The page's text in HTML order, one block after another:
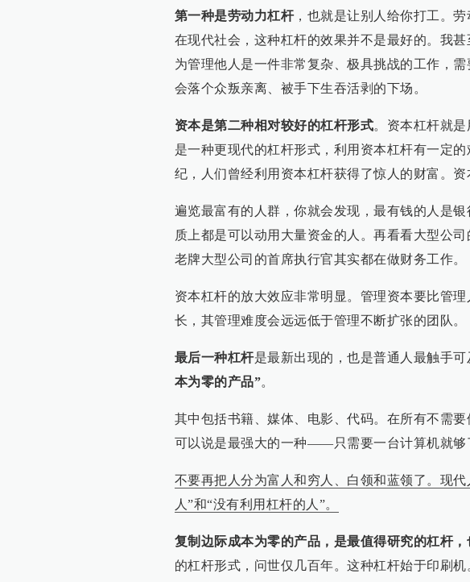
第一种是劳动力杠杆，也就是让别人给你打工。
在现代社会，这种杠杆的效果并不是最好的。我
为管理他人是一件非常复杂、极具挑战的工作，
会落个众叛亲离、被手下生吞活剥的下场。
资本是第二种相对较好的杠杆形式。资本杠杆就
是一种更现代的杠杆形式，利用资本杠杆有一定
纪，人们曾经利用资本杠杆获得了惊人的财富。资
遍览最富有的人群，你就会发现，最有钱的人是
质上都是可以动用大量资金的人。再看看大型公
老牌大型公司的首席执行官其实都在做财务工作。
资本杠杆的放大效应非常明显。管理资本要比管
长，其管理难度会远远低于管理不断扩张的团队。
最后一种杠杆是最新出现的，也是普通人最触手
本为零的产品”。
其中包括书籍、媒体、电影、代码。在所有不需
可以说是最强大的一种——只需要一台计算机就够
不要再把人分为富人和穷人、白领和蓝领了。现
人”和“没有利用杠杆的人”。
复制边际成本为零的产品，是最值得研究的杠杆，
的杠杆形式，问世仅几百年。这种杠杆始于印刷